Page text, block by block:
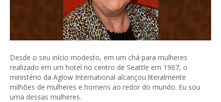
Desde o seu início modesto, em um chá para mulheres
realizado em um hotel no centro de Seattle em 1967, o
ministério da Aglow International alcançou literalmente
milhões de mulheres e homens ao redor do mundo. Eu sou
uma dessas mulheres.